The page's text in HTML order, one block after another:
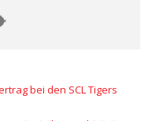
bei den SCL Tigers